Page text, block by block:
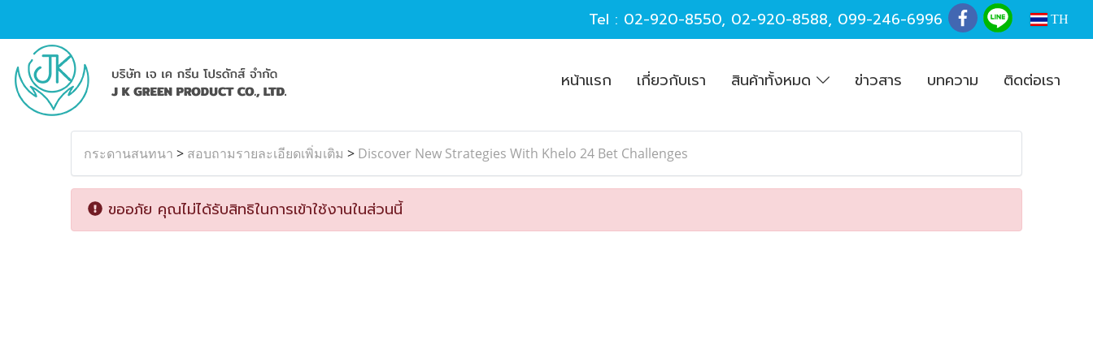
Tel : 02-920-8550, 02-920-8588, 099-246-6996 TH
หน้าแรก เกี่ยวกับเรา สินค้าทั้งหมด ข่าวสาร บทความ ติดต่อเรา
กระดานสนทนา > สอบถามรายละเอียดเพิ่มเติม > Discover New Strategies With Khelo 24 Bet Challenges
ขออภัย คุณไม่ได้รับสิทธิในการเข้าใช้งานในส่วนนี้